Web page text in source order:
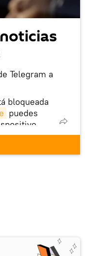
Telegram a
bloqueada
puedes
la red